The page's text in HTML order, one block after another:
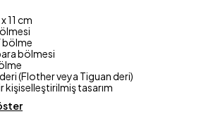
11 cm
bölme
bölmesi
(Flother veya Tiguan deri)
kişiselleştirilmiş tasarım